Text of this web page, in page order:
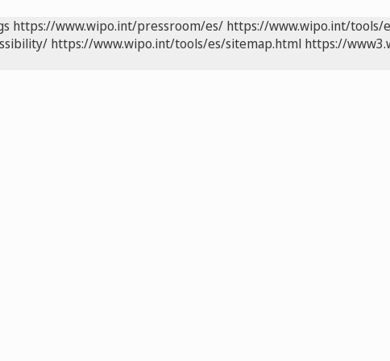
https://www.wipo.int/pressroom/es/ https://www.wipo.int/tools/
https://www.wipo.int/tools/es/sitemap.html https://